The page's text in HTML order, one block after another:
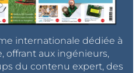
internationale dédiée à
offrant aux ingénieurs,
du contenu expert, des